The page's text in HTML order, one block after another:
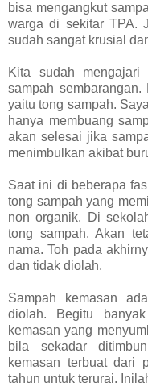
bisa mengangkut
warga di sekitar TPA.
sudah sangat krusial
Kita sudah mengajari
sampah
yaitu tong sampah.
hanya membuang
akan selesai jika
menimbulkan akibat
Saat ini di beberapa
tong sampah yang
non organik. Di
tong sampah. Akan
nama. Toh pada
dan tidak diolah.
Sampah kemasan
diolah. Begitu
kemasan yang
bila sekadar
kemasan terbuat dari
tahun untuk terurai.